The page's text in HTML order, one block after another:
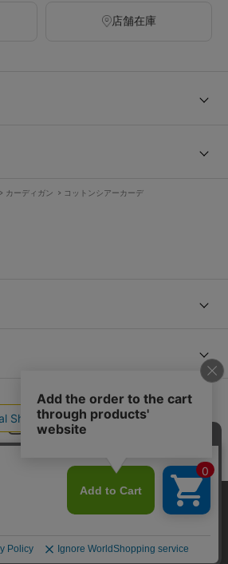
店舗在庫
> カーディガン > コットンシアーカーデ
を使用します。クッキーはサイト内
トの使用状況の分析からマーケティ
ちら